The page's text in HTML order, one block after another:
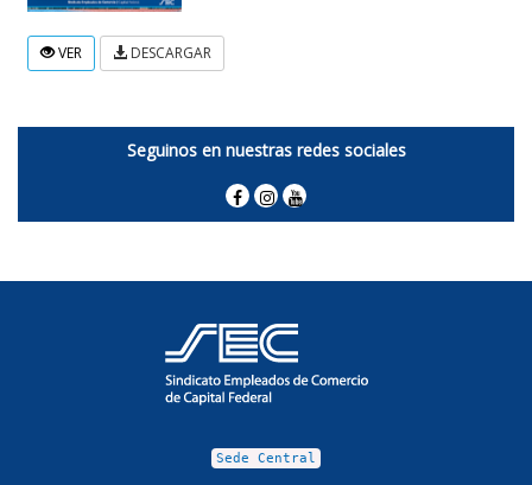
VER DESCARGAR
Seguinos en nuestras redes sociales
Sede Central